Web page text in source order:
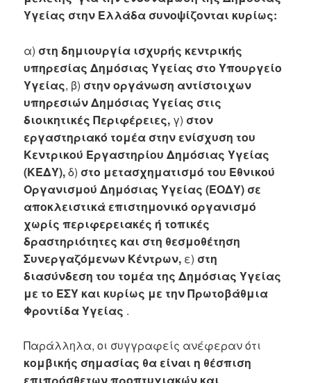
Υγείας στην Ελλάδα συνοψίζονται κυρίως:
α) στη δημιουργία ισχυρής κεντρικής
υπηρεσίας Δημόσιας Υγείας στο Υπουργείο
Υγείας, β) στην οργάνωση αντίστοιχων
υπηρεσιών Δημόσιας Υγείας στις
διοικητικές Περιφέρειες, γ) στον
εργαστηριακό τομέα στην ενίσχυση του
Κεντρικού Εργαστηρίου Δημόσιας Υγείας
(ΚΕΔΥ),δ) στο μετασχηματισμό του Εθνικού
Οργανισμού Δημόσιας Υγείας (ΕΟΔΥ) σε
αποκλειστικά επιστημονικό οργανισμό
χωρίς περιφερειακές ή τοπικές
δραστηριότητες και στη θεσμοθέτηση
Συνεργαζόμενων Κέντρων, ε) στη
διασύνδεση του τομέα της Δημόσιας Υγείας
με το ΕΣΥ και κυρίως με την Πρωτοβάθμια
Φροντίδα Υγείας .
Παράλληλα, οι συγγραφείς ανέφεραν ότι
κομβικής σημασίας θα είναι η θέσπιση